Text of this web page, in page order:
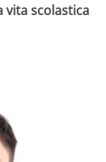
vita scolastica